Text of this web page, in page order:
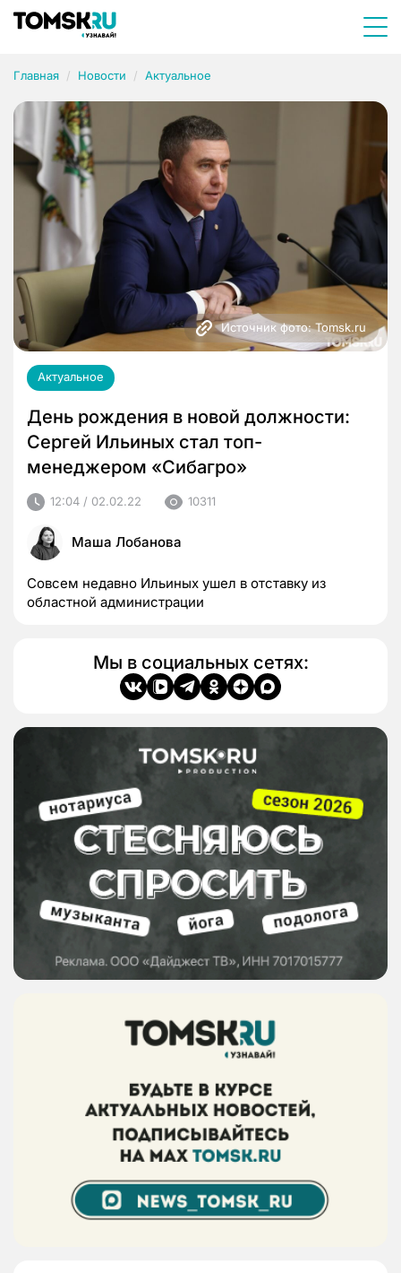
Главная Новости Актуальное
Источник фото: Tomsk.ru
Актуальное
День рождения в новой должности:
Сергей Ильиных стал топ-
менеджером «Сибагро»
12:04 / 02.02.22 10311
Маша Лобанова
Совсем недавно Ильиных ушел в отставку из
областной администрации
Мы в социальных сетях: